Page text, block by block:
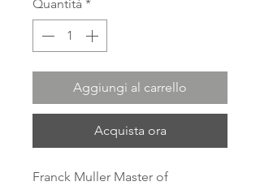
Quantità *
Aggiungi al carrello
Acquista ora
Franck Muller Master of